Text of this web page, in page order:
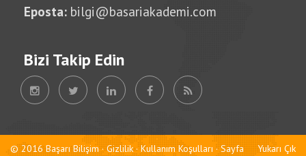
Eposta: bilgi@basariakademi.com
Bizi Takip Edin
Yukarı Çık
© 2016 Başarı Bilişim ·Gizlilik·Kullanım Koşulları · Sayfa